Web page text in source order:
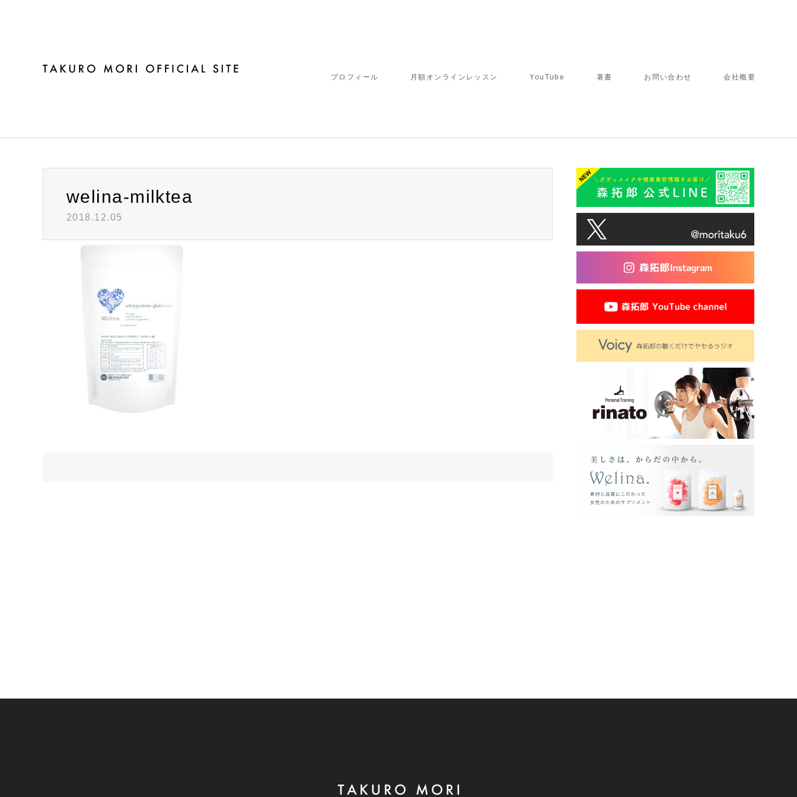
プロフィール 月額オンラインレッスン YouTube 著書 お問い合わせ 会社概要
Warning: Invalid argument supplied for foreach() in /home/fbj/moritaku6.com/public_html/wp-content/themes/gensen_tcd050/breadcrumb.php
welina-milktea
2018.12.05